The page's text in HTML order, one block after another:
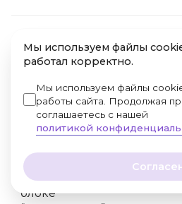
Электронное
обращение в
продаж"
http://
промо-
разделе в
блоке
http://
oblast/
Мы используем файлы
работал корректно.
Мы используем файлы
работы сайта. Продолжая
соглашаетесь с нашей
политикой